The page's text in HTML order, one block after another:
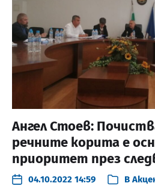
Ангел Стоев:
речните корита е
приоритет през
04.10.2022 14:59 В